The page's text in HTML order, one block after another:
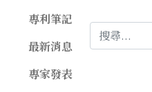
專利筆記
最新消息
專家發表